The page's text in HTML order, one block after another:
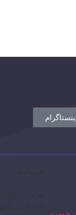
خبرنامه
برای
خبرنامه ما